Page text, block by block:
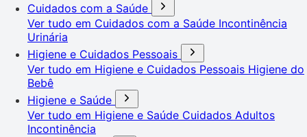
Cuidados com a Saúde
Ver tudo em Cuidados com a Saúde Incontinência
Urinária
Higiene e Cuidados Pessoais
Ver tudo em Higiene e Cuidados Pessoais Higiene do
Bebê
Higiene e Saúde
Ver tudo em Higiene e Saúde Cuidados Adultos
Incontinência